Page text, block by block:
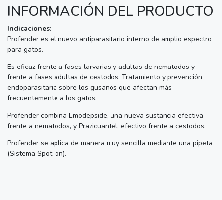
INFORMACIÓN DEL PRODUCTO
Indicaciones:
Profender es el nuevo antiparasitario interno de amplio espectro
para gatos.
Es eficaz frente a fases larvarias y adultas de nematodos y
frente a fases adultas de cestodos. Tratamiento y prevención
endoparasitaria sobre los gusanos que afectan más
frecuentemente a los gatos.
Profender combina Emodepside, una nueva sustancia efectiva
frente a nematodos, y Prazicuantel, efectivo frente a cestodos.
Profender se aplica de manera muy sencilla mediante una pipeta
(Sistema Spot-on).